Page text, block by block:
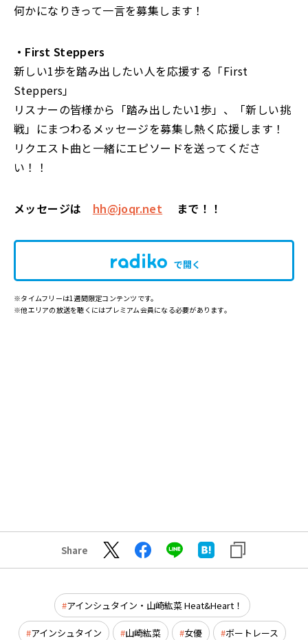
何かになりきって一言を募集します！
・First Steppers
新しい1歩を踏み出したい人を応援する「First
Steppers」
リスナーの皆様から「踏み出したい1歩」、「新しい挑
戦」にまつわるメッセージを募集し熱く応援します！
リクエスト曲と一緒にエピソードを送ってくださ
い！！
メッセージは hh@joqr.net まで！！
で開く
※タイムフリーは1週間限定コンテンツです。
※他エリアの放送を聴くにはプレミアム会員になる必要があります。
Share
アインシュタイン・山崎紘菜 Heat&Heart！
アインシュタイン 山崎紘菜 女優 ボートレース